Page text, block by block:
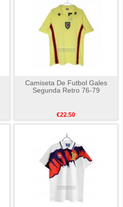
Camiseta De Futbol Gales
Segunda Retro 76-79
€22.50